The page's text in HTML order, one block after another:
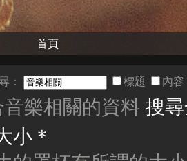
首頁
： 標題 內容
音樂相關的資料 搜
小＊